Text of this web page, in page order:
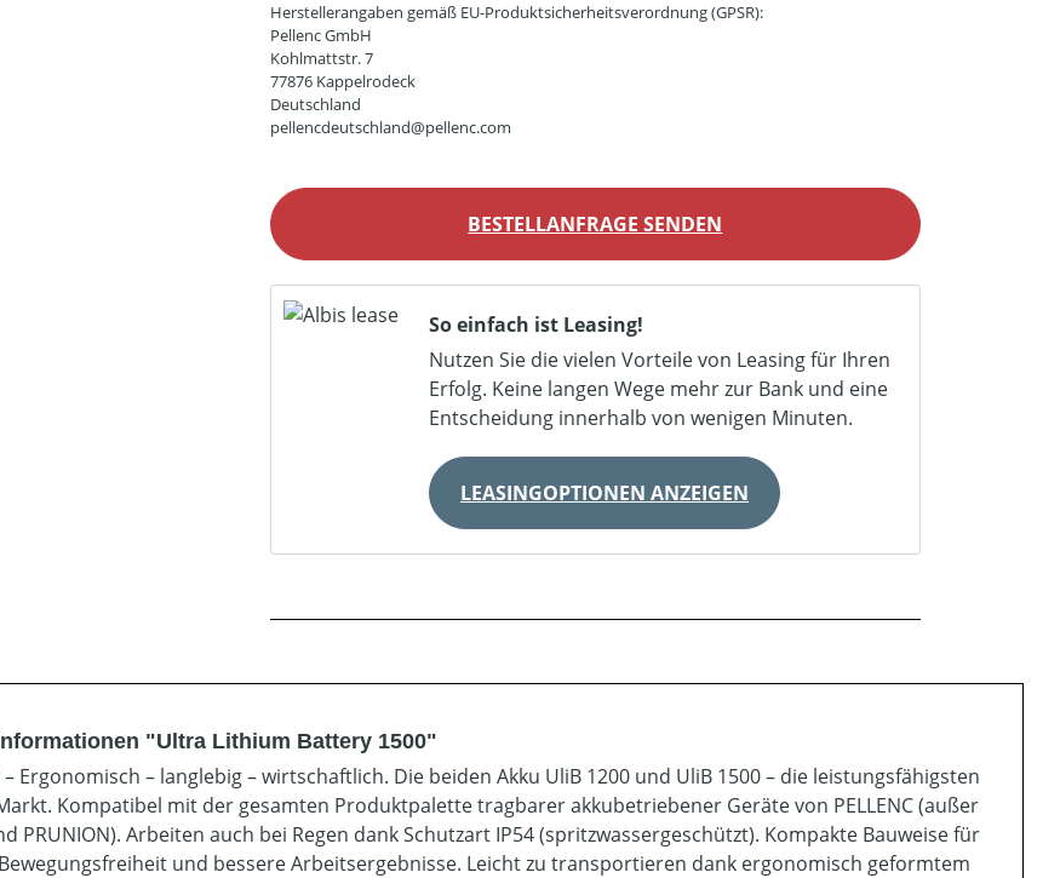
Herstellerangaben gemäß EU-Produktsicherheitsverordnung (GPSR):
Pellenc GmbH
Kohlmattstr. 7
77876 Kappelrodeck
Deutschland
pellencdeutschland@pellenc.com
BESTELLANFRAGE SENDEN
So einfach ist Leasing!
Nutzen Sie die vielen Vorteile von Leasing für Ihren
Erfolg. Keine langen Wege mehr zur Bank und eine
Entscheidung innerhalb von wenigen Minuten.
LEASINGOPTIONEN ANZEIGEN
"Ultra Lithium Battery 1500"
Ergonomisch – langlebig – wirtschaftlich. Die beiden Akku UliB 1200 und UliB 1500 – die leistungsfähigsten
Kompatibel mit der gesamten Produktpalette tragbarer akkubetriebener Geräte von PELLENC (außer
PRUNION). Arbeiten auch bei Regen dank Schutzart IP54 (spritzwassergeschützt). Kompakte Bauweise für
und bessere Arbeitsergebnisse. Leicht zu transportieren dank ergonomisch geformtem